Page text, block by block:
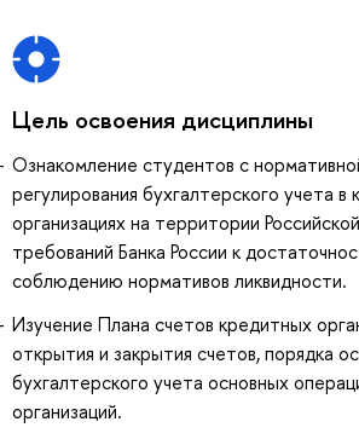
Цель освоения дисциплины
Ознакомление студентов с
регулирования бухгалтерского учета в
организациях на территории
требований Банка России к
соблюдению нормативов ликвидности.
Изучение Плана счетов кредитных
открытия и закрытия счетов, порядка
бухгалтерского учета основных
организаций.